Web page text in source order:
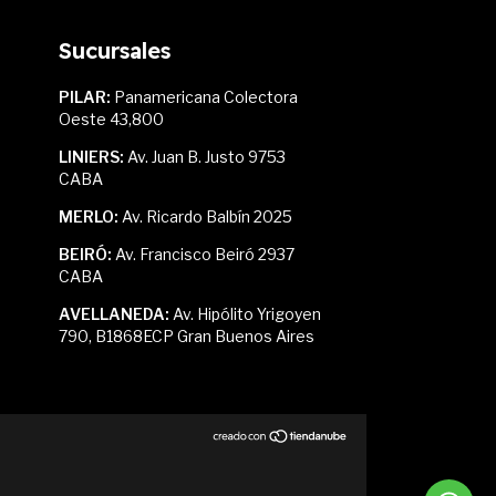
Sucursales
PILAR: Panamericana Colectora
Oeste 43,800
LINIERS: Av. Juan B. Justo 9753
CABA
MERLO: Av. Ricardo Balbín 2025
BEIRÓ: Av. Francisco Beiró 2937
CABA
AVELLANEDA: Av. Hipólito Yrigoyen
790, B1868ECP Gran Buenos Aires